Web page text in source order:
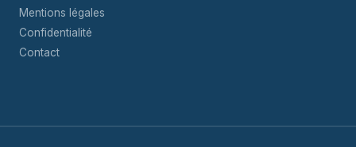
Mentions légales
Confidentialité
Contact